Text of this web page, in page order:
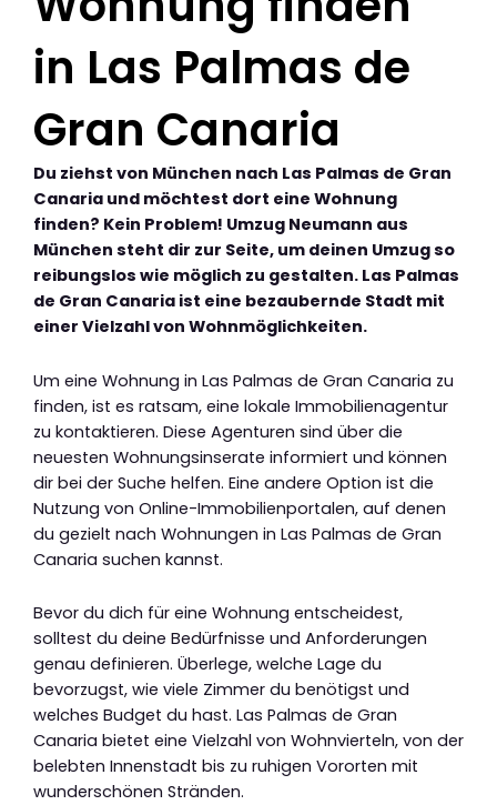
in Las Palmas de
Gran Canaria
Du ziehst von München nach Las Palmas de Gran
Canaria und möchtest dort eine Wohnung
finden? Kein Problem! Umzug Neumann aus
München steht dir zur Seite, um deinen Umzug so
reibungslos wie möglich zu gestalten. Las Palmas
de Gran Canaria ist eine bezaubernde Stadt mit
einer Vielzahl von Wohnmöglichkeiten.
Um eine Wohnung in Las Palmas de Gran Canaria zu
finden, ist es ratsam, eine lokale Immobilienagentur
zu kontaktieren. Diese Agenturen sind über die
neuesten Wohnungsinserate informiert und können
dir bei der Suche helfen. Eine andere Option ist die
Nutzung von Online-Immobilienportalen, auf denen
du gezielt nach Wohnungen in Las Palmas de Gran
Canaria suchen kannst.
Bevor du dich für eine Wohnung entscheidest,
solltest du deine Bedürfnisse und Anforderungen
genau definieren. Überlege, welche Lage du
bevorzugst, wie viele Zimmer du benötigst und
welches Budget du hast. Las Palmas de Gran
Canaria bietet eine Vielzahl von Wohnvierteln, von der
belebten Innenstadt bis zu ruhigen Vororten mit
wunderschönen Stränden.